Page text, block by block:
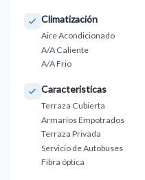
Climatización
Aire Acondicionado
A/A Caliente
A/A Frio
Caracteristicas
Terraza Cubierta
Armarios Empotrados
Terraza Privada
Servicio de Autobuses
Fibra óptica